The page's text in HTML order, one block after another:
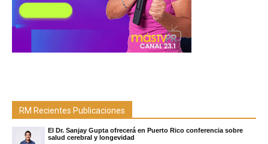
RM Recientes Publicaciones
El Dr. Sanjay Gupta ofrecerá en Puerto Rico conferencia sobre
salud cerebral y longevidad